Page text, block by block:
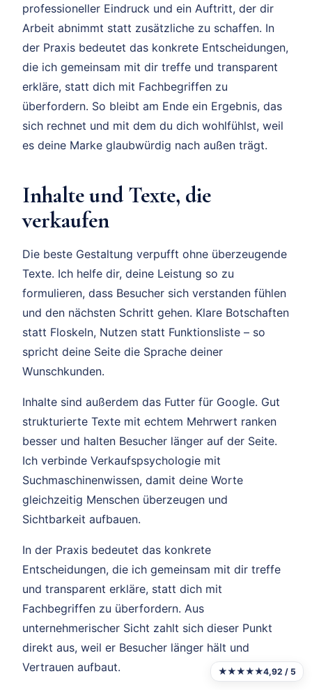
professioneller Eindruck und ein Auftritt, der dir
Arbeit abnimmt statt zusätzliche zu schaffen. In
der Praxis bedeutet das konkrete Entscheidungen,
die ich gemeinsam mit dir treffe und transparent
erkläre, statt dich mit Fachbegriffen zu
überfordern. So bleibt am Ende ein Ergebnis, das
sich rechnet und mit dem du dich wohlfühlst, weil
es deine Marke glaubwürdig nach außen trägt.
Inhalte und Texte, die
verkaufen
Die beste Gestaltung verpufft ohne überzeugende
Texte. Ich helfe dir, deine Leistung so zu
formulieren, dass Besucher sich verstanden fühlen
und den nächsten Schritt gehen. Klare Botschaften
statt Floskeln, Nutzen statt Funktionsliste – so
spricht deine Seite die Sprache deiner
Wunschkunden.
Inhalte sind außerdem das Futter für Google. Gut
strukturierte Texte mit echtem Mehrwert ranken
besser und halten Besucher länger auf der Seite.
Ich verbinde Verkaufspsychologie mit
Suchmaschinenwissen, damit deine Worte
gleichzeitig Menschen überzeugen und
Sichtbarkeit aufbauen.
In der Praxis bedeutet das konkrete
Entscheidungen, die ich gemeinsam mit dir treffe
und transparent erkläre, statt dich mit
Fachbegriffen zu überfordern. Aus
unternehmerischer Sicht zahlt sich dieser Punkt
direkt aus, weil er Besucher länger hält und
Vertrauen aufbaut.
★★★★★4,92 / 5